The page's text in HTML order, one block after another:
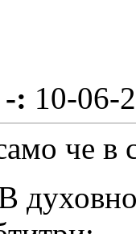
: 10-06-
че в